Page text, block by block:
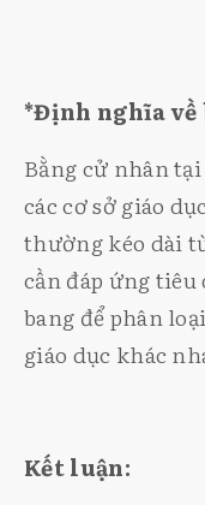
*Định nghĩa về
Bằng cử nhân
các cơ sở giáo
thường kéo dài
cần đáp ứng
bang để phân
giáo dục khác
Kết luận: